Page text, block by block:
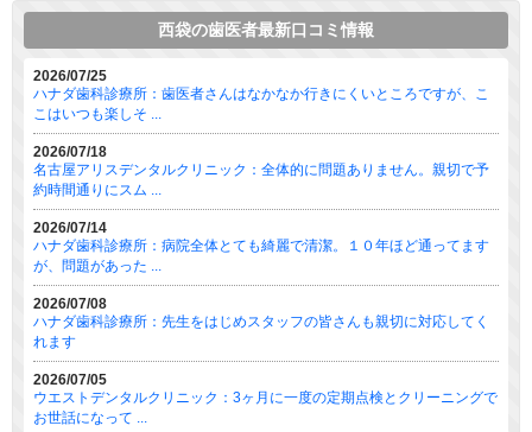
西袋の歯医者最新口コミ情報
2026/07/25
ハナダ歯科診療所：歯医者さんはなかなか行きにくいところですが、こ
こはいつも楽しそ ...
2026/07/18
名古屋アリスデンタルクリニック：全体的に問題ありません。親切で予
約時間通りにスム ...
2026/07/14
ハナダ歯科診療所：病院全体とても綺麗で清潔。１０年ほど通ってます
が、問題があった ...
2026/07/08
ハナダ歯科診療所：先生をはじめスタッフの皆さんも親切に対応してく
れます
2026/07/05
ウエストデンタルクリニック：3ヶ月に一度の定期点検とクリーニングで
お世話になって ...